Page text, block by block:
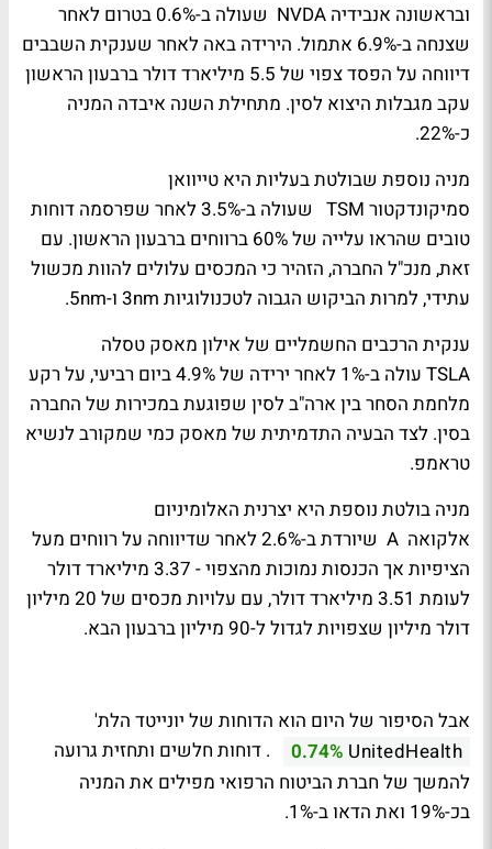
ובראשונה אנבידיה NVDA
שעולה ב-0.6% בטרום לאחר
שצנחה ב-6.9% אתמול. הירידה באה לאחר שענקית השבבים
דיווחה על הפסד צפוי של 5.5 מיליארד דולר ברבעון הראשון
עקב מגבלות היצוא לסין. מתחילת השנה איבדה המניה
כ-22%.
מניה נוספת שבולטת בעליות היא טייוואן
סמיקונדקטור TSM
שעולה ב-3.5% לאחר שפרסמה דוחות
טובים שהראו עלייה של 60% ברווחים ברבעון הראשון. עם
זאת, מנכ"ל החברה, הזהיר כי המכסים עלולים להוות מכשול
עתידי, למרות הביקוש הגבוה לטכנולוגיות 3nm ו-5nm.
ענקית הרכבים החשמליים של אילון מאסק טסלה
TSLA
עולה ב-1% לאחר ירידה של 4.9% ביום רביעי, על רקע
מלחמת הסחר בין ארה"ב לסין שפוגעת במכירות של החברה
בסין. לצד הבעיה התדמיתית של מאסק כמי שמקורב לנשיא
טראמפ.
מניה בולטת נוספת היא יצרנית האלומיניום
אלקואה A
שיורדת ב-2.6% לאחר שדיווחה על רווחים מעל
הציפיות אך הכנסות נמוכות מהצפוי - 3.37 מיליארד דולר
לעומת 3.51 מיליארד דולר, עם עלויות מכסים של 20 מיליון
דולר מיליון שצפויות לגדול ל-90 מיליון ברבעון הבא.
אבל הסיפור של היום הוא הדוחות של יונייטד הלת'
UnitedHealth
0.74%
. דוחות חלשים ותחזית גרועה
להמשך של חברת הביטוח הרפואי מפילים את המניה
בכ-19% ואת הדאו ב-1%.